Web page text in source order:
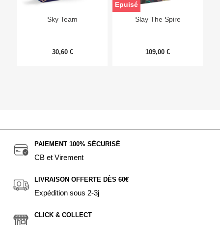
Sky Team
30,60 €
Slay The Spire
109,00 €
Epuisé
PAIEMENT 100% SÉCURISÉ
CB et Virement
LIVRAISON OFFERTE DÈS 60€
Expédition sous 2-3j
CLICK & COLLECT